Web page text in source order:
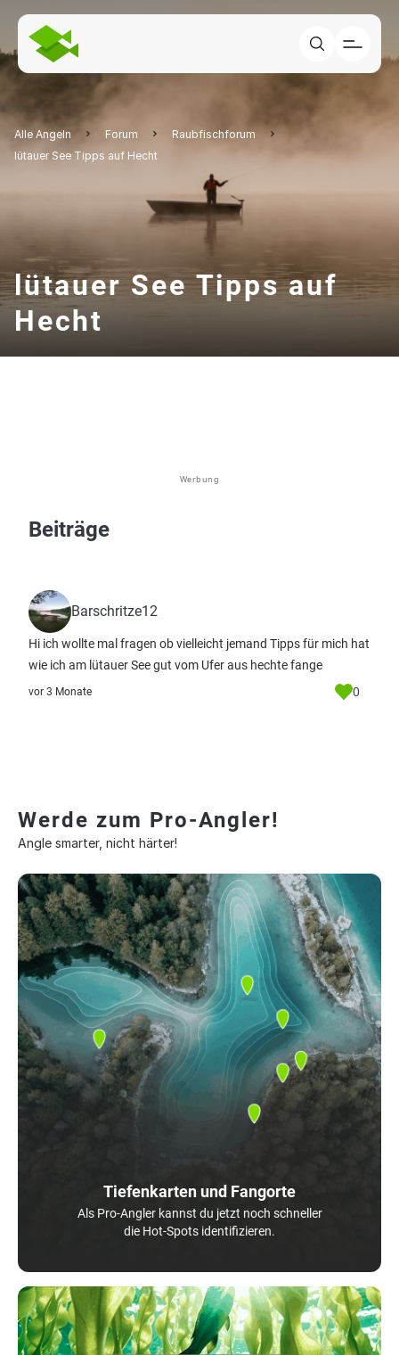
Alle Angeln Forum
Raubfischforum
lütauer See Tipps auf Hecht
lütauer See Tipps auf
Hecht
Werbung
Beiträge
Barschritze12
Hi ich wollte mal fragen ob vielleicht jemand Tipps für mich hat
wie ich am lütauer See gut vom Ufer aus hechte fange
vor 3 Monate 0
Werde zum Pro-Angler!
Angle smarter, nicht härter!
Tiefenkarten und Fangorte
Als Pro-Angler kannst du jetzt noch schneller
die Hot-Spots identifizieren.